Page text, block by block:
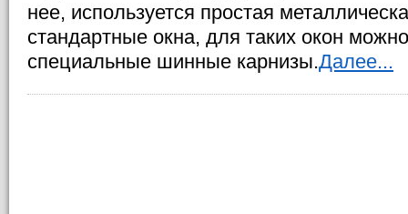
нее, используется простая
стандартные окна, для таких окон
специальные шинные карнизы.Далее...